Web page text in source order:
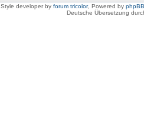
Style developer by forum tricolor, Powered by phpBB
Deutsche Übersetzung